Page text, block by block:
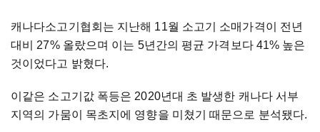
캐나다소고기협회는 지난해 11월 소고기 소매가격이 전년
대비 27% 올랐으며 이는 5년간의 평균 가격보다 41% 높은
것이었다고 밝혔다.
이같은 소고기값 폭등은 2020년대 초 발생한 캐나다 서부
지역의 가뭄이 목초지에 영향을 미쳤기 때문으로 분석됐다.